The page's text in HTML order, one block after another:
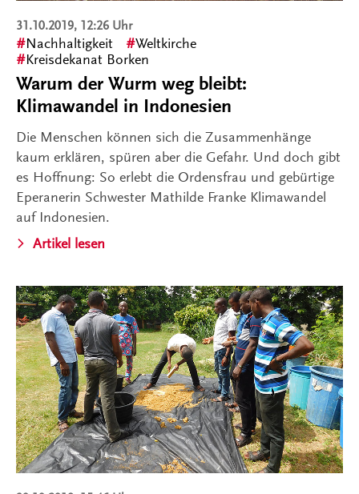
31.10.2019, 12:26 Uhr
Nachhaltigkeit
Weltkirche
Kreisdekanat Borken
Warum der Wurm weg bleibt:
Klimawandel in Indonesien
Die Menschen können sich die Zusammenhänge
kaum erklären, spüren aber die Gefahr. Und doch gibt
es Hoffnung: So erlebt die Ordensfrau und gebürtige
Eperanerin Schwester Mathilde Franke Klimawandel
auf Indonesien.
Artikel lesen